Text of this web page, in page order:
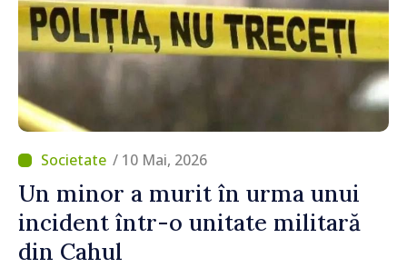
/ 10 Mai, 2026
Un minor a murit în urma unui
incident într-o unitate militară
din Cahul